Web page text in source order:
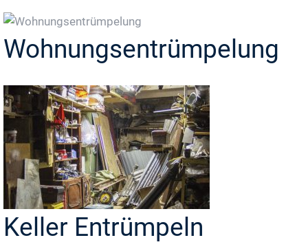
Wohnungsentrümpelung
Keller Entrümpeln